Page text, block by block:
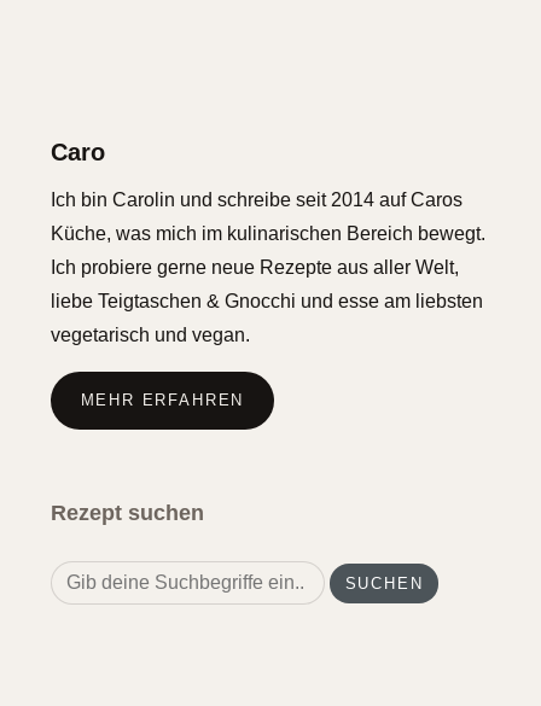
Caro
Ich bin Carolin und schreibe seit 2014 auf Caros
Küche, was mich im kulinarischen Bereich bewegt.
Ich probiere gerne neue Rezepte aus aller Welt,
liebe Teigtaschen & Gnocchi und esse am liebsten
vegetarisch und vegan.
MEHR ERFAHREN
Rezept suchen
Search
for: